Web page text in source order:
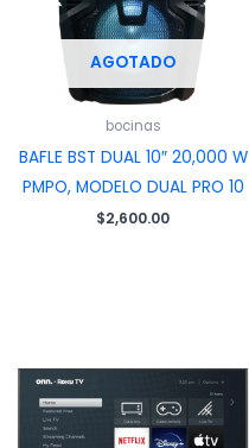
AGOTADO
bocinas
BAFLE BST DUAL 10″ 20,000 W
PMPO, MODELO DUAL PRO 10
$2,600.00